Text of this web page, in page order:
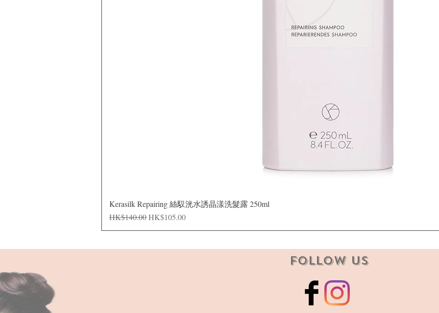
Kerasilk Repairing 絲馭洸水誘晶漾洗髮露 250ml
Regular Price
HK$140.00Sale Price
HK$105.00
Follow Us